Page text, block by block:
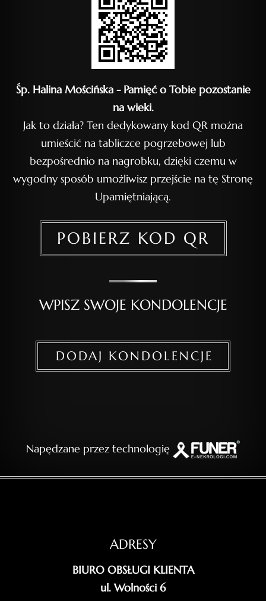
Śp. Halina Mościńska - Pamięć o Tobie pozostanie
na wieki.
Jak to działa? Ten dedykowany kod QR można
umieścić na tabliczce pogrzebowej lub
bezpośrednio na nagrobku, dzięki czemu w
wygodny sposób umożliwisz przejście na tę Stronę
Upamiętniającą.
POBIERZ KOD QR
WPISZ SWOJE KONDOLENCJE
DODAJ KONDOLENCJE
Napędzane przez technologię
ADRESY
BIURO OBSŁUGI KLIENTA
ul. Wolności 6